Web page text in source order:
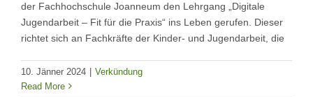
der Fachhochschule Joanneum den Lehrgang „Digitale
Jugendarbeit – Fit für die Praxis“ ins Leben gerufen. Dieser
richtet sich an Fachkräfte der Kinder- und Jugendarbeit, die
10. Jänner 2024 | Verkündung
Read More